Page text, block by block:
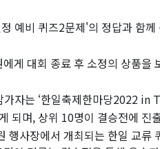
예비 퀴즈2문제'의 정답과 함께
게 대회 종료 후 소정의 상품을
자는 ‘한일축제한마당2022 in
되며, 상위 10명이 결승전에 진
행사장에서 개최되는 한일 교류